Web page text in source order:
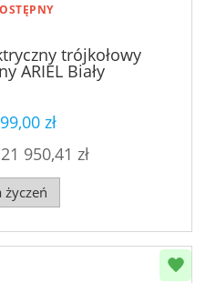
trójkołowy
ARIEL Biały
zł
21 950,41 zł
życzeń